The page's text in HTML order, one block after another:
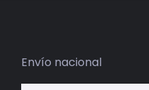
Envío nacional